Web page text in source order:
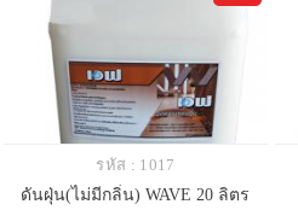
รหัส : 1017
ดันฝุ่น(ไม่มีกลิ่น) WAVE 20 ลิตร